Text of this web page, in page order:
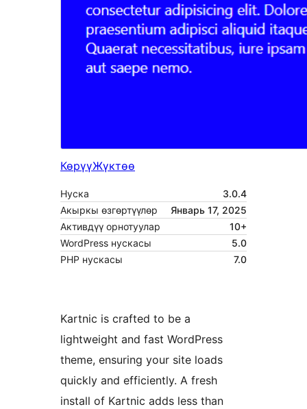
КөрүүЖүктөө
Нуска
3.0.4
Акыркы өзгөртүүлөр
Январь 17, 2025
Активдүү орнотуулар
10+
WordPress нускасы
5.0
PHP нускасы
7.0
Kartnic is crafted to be a
lightweight and fast WordPress
theme, ensuring your site loads
quickly and efficiently. A fresh
install of Kartnic adds less than